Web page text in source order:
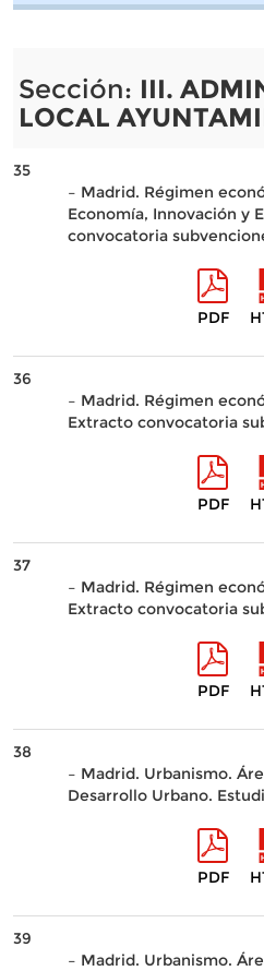
Sección: III.
LOCAL
35
– Madrid. Régimen
Economía, Innovación y
convocatoria
PDF
36
– Madrid. Régimen
Extracto convocatoria
PDF
37
– Madrid. Régimen
Extracto convocatoria
PDF
38
– Madrid. Urbanismo.
Desarrollo Urbano.
PDF
39
– Madrid. Urbanismo.